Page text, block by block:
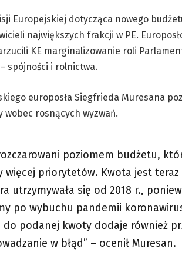
Europejskiej dotycząca nowego
największych frakcji w PE.
KE marginalizowanie roli
spójności i rolnictwa.
europosła Siegfrieda Muresana
wobec rosnących wyzwań.
poziomem budżetu,
więcej priorytetów. Kwota jest
utrzymywała się od 2018 r.,
po wybuchu pandemii
do podanej kwoty dodaje również
w błąd” – ocenił Muresan.